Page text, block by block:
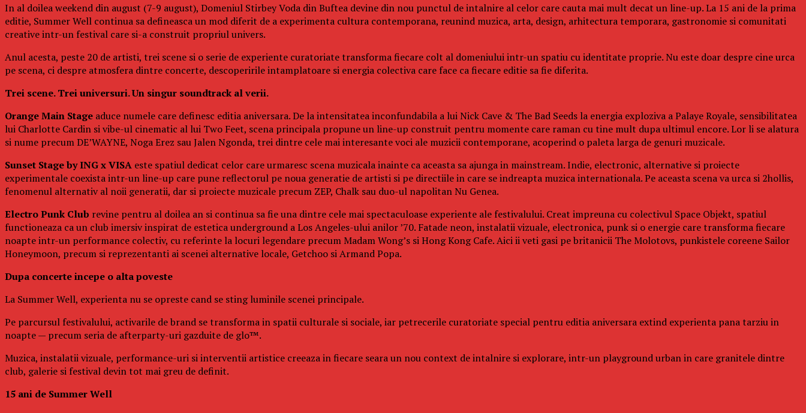
In al doilea weekend din august (7-9 august), Domeniul Stirbey Voda din Buftea devine din nou punctul de intalnire al celor care cauta mai mult decat un line-up. La 15 ani de la prima
editie, Summer Well continua sa defineasca un mod diferit de a experimenta cultura contemporana, reunind muzica, arta, design, arhitectura temporara, gastronomie si comunitati
creative intr-un festival care si-a construit propriul univers.
Anul acesta, peste 20 de artisti, trei scene si o serie de experiente curatoriate transforma fiecare colt al domeniului intr-un spatiu cu identitate proprie. Nu este doar despre cine urca
pe scena, ci despre atmosfera dintre concerte, descoperirile intamplatoare si energia colectiva care face ca fiecare editie sa fie diferita.
Trei scene. Trei universuri. Un singur soundtrack al verii.
Orange Main Stage aduce numele care definesc editia aniversara. De la intensitatea inconfundabila a lui Nick Cave & The Bad Seeds la energia exploziva a Palaye Royale, sensibilitatea
lui Charlotte Cardin si vibe-ul cinematic al lui Two Feet, scena principala propune un line-up construit pentru momente care raman cu tine mult dupa ultimul encore. Lor li se alatura
si nume precum DE’WAYNE, Noga Erez sau Jalen Ngonda, trei dintre cele mai interesante voci ale muzicii contemporane, acoperind o paleta larga de genuri muzicale.
Sunset Stage by ING x VISA este spatiul dedicat celor care urmaresc scena muzicala inainte ca aceasta sa ajunga in mainstream. Indie, electronic, alternative si proiecte
experimentale coexista intr-un line-up care pune reflectorul pe noua generatie de artisti si pe directiile in care se indreapta muzica internationala. Pe aceasta scena va urca si 2hollis,
fenomenul alternativ al noii generatii, dar si proiecte muzicale precum ZEP, Chalk sau duo-ul napolitan Nu Genea.
Electro Punk Club revine pentru al doilea an si continua sa fie una dintre cele mai spectaculoase experiente ale festivalului. Creat impreuna cu colectivul Space Objekt, spatiul
functioneaza ca un club imersiv inspirat de estetica underground a Los Angeles-ului anilor ’70. Fatade neon, instalatii vizuale, electronica, punk si o energie care transforma fiecare
noapte intr-un performance colectiv, cu referinte la locuri legendare precum Madam Wong’s si Hong Kong Cafe. Aici ii veti gasi pe britanicii The Molotovs, punkistele coreene Sailor
Honeymoon, precum si reprezentanti ai scenei alternative locale, Getchoo si Armand Popa.
Dupa concerte incepe o alta poveste
La Summer Well, experienta nu se opreste cand se sting luminile scenei principale.
Pe parcursul festivalului, activarile de brand se transforma in spatii culturale si sociale, iar petrecerile curatoriate special pentru editia aniversara extind experienta pana tarziu in
noapte — precum seria de afterparty-uri gazduite de glo™.
Muzica, instalatii vizuale, performance-uri si interventii artistice creeaza in fiecare seara un nou context de intalnire si explorare, intr-un playground urban in care granitele dintre
club, galerie si festival devin tot mai greu de definit.
15 ani de Summer Well